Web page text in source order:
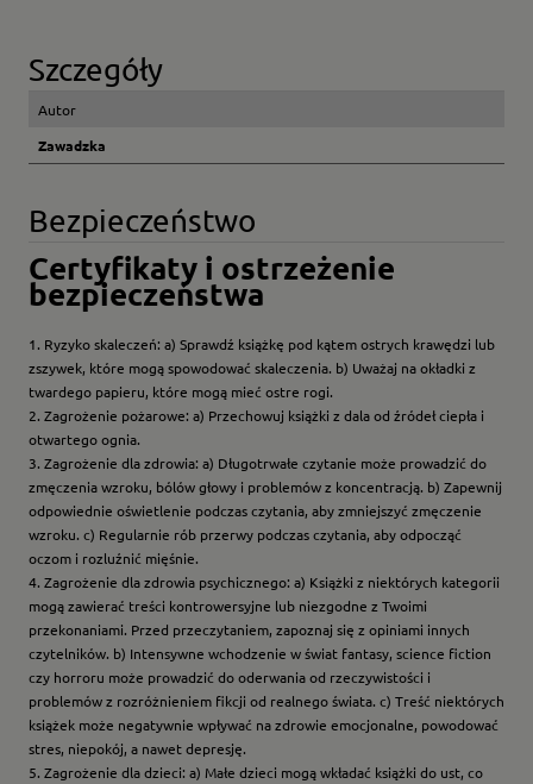
Szczegóły
Autor
Zawadzka
Bezpieczeństwo
Certyfikaty i ostrzeżenie
bezpieczeństwa
1. Ryzyko skaleczeń: a) Sprawdź książkę pod kątem ostrych krawędzi lub
zszywek, które mogą spowodować skaleczenia. b) Uważaj na okładki z
twardego papieru, które mogą mieć ostre rogi.
2. Zagrożenie pożarowe: a) Przechowuj książki z dala od źródeł ciepła i
otwartego ognia.
3. Zagrożenie dla zdrowia: a) Długotrwałe czytanie może prowadzić do
zmęczenia wzroku, bólów głowy i problemów z koncentracją. b) Zapewnij
odpowiednie oświetlenie podczas czytania, aby zmniejszyć zmęczenie
wzroku. c) Regularnie rób przerwy podczas czytania, aby odpocząć
oczom i rozluźnić mięśnie.
4. Zagrożenie dla zdrowia psychicznego: a) Książki z niektórych kategorii
mogą zawierać treści kontrowersyjne lub niezgodne z Twoimi
przekonaniami. Przed przeczytaniem, zapoznaj się z opiniami innych
czytelników. b) Intensywne wchodzenie w świat fantasy, science fiction
czy horroru może prowadzić do oderwania od rzeczywistości i
problemów z rozróżnieniem fikcji od realnego świata. c) Treść niektórych
książek może negatywnie wpływać na zdrowie emocjonalne, powodować
stres, niepokój, a nawet depresję.
5. Zagrożenie dla dzieci: a) Małe dzieci mogą wkładać książki do ust, co